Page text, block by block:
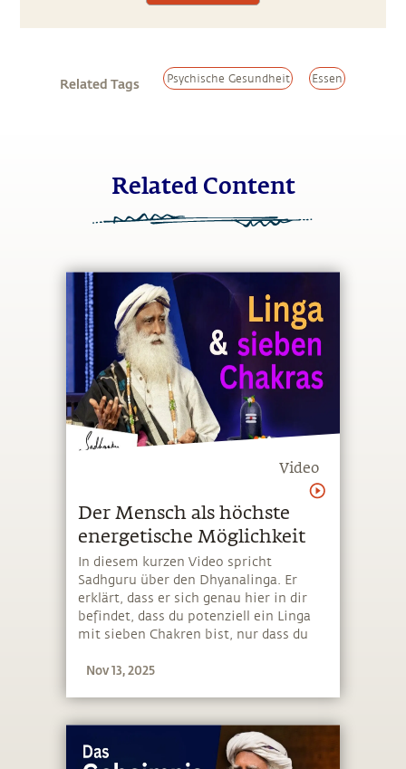
Related Tags Psychische Gesundheit Essen
Related Content
Video
Der Mensch als höchste
energetische Möglichkeit
In diesem kurzen Video spricht
Sadhguru über den Dhyanalinga. Er
erklärt, dass er sich genau hier in dir
befindet, dass du potenziell ein Linga
mit sieben Chakren bist, nur dass du
Schwingungsebene erreicht hast
Nov 13, 2025